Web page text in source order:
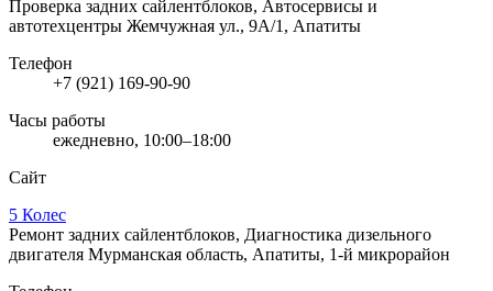
Проверка задних сайлентблоков, Автосервисы и
автотехцентры Жемчужная ул., 9А/1, Апатиты
Телефон
+7 (921) 169-90-90
Часы работы
ежедневно, 10:00–18:00
Сайт
5 Колес
Ремонт задних сайлентблоков, Диагностика дизельного
двигателя Мурманская область, Апатиты, 1-й микрорайон